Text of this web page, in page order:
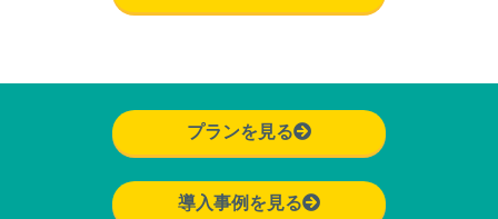
プランを見る
導入事例を見る